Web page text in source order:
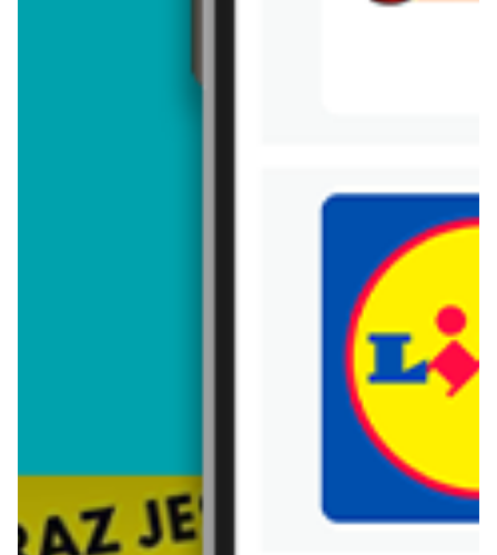
Trafiłeś na nieaktualną gazetkę
Zobacz aktualne gazetki Blix!